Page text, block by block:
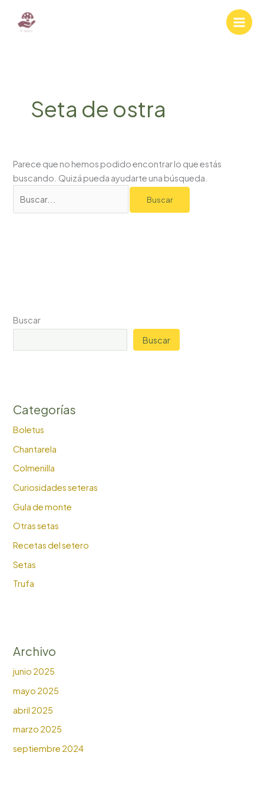
contenido
Seta de ostra
Parece que no hemos podido encontrar lo que estás
buscando. Quizá pueda ayudarte una búsqueda.
por:
Buscar
Buscar
Categorías
Boletus
Chantarela
Colmenilla
Curiosidades seteras
Gula de monte
Otras setas
Recetas del setero
Setas
Trufa
Archivo
junio 2025
mayo 2025
abril 2025
marzo 2025
septiembre 2024